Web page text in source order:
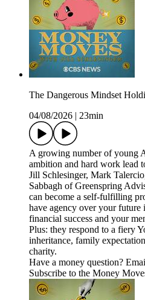
The Dangerous Mindset
04/08/2026
23min
A growing number of young
ambition and hard work lead
Jill Schlesinger, Mark
Sabbagh of Greenspring
can become a self-fulfilling
have agency over your future
financial success and your
Plus: they respond to a fiery
inheritance, family
charity.
Have a money question?
Subscribe to the Money